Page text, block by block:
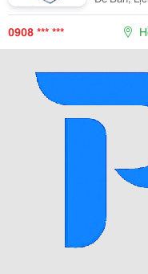
Ra Chúng Tôi Còn
Tờ Rơi,
0908 *** ***